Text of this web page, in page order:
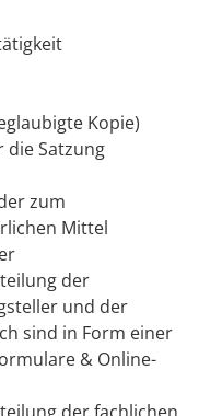
Kopie)
die Satzung
zum
Mittel
der
und der
sind in Form einer
& Online-